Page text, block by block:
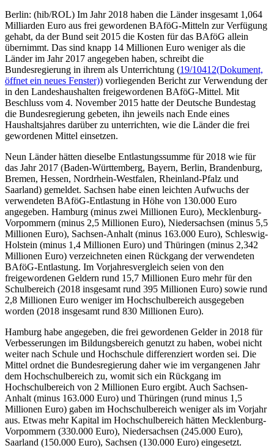
Berlin: (hib/ROL) Im Jahr 2018 haben die Länder insgesamt 1,064
Milliarden Euro aus frei gewordenen BAföG-Mitteln zur Verfügung
gehabt, da der Bund seit 2015 die Kosten für das BAföG allein
übernimmt. Das sind knapp 14 Millionen Euro weniger als die
Länder im Jahr 2017 angegeben haben, schreibt die
Bundesregierung in ihrem als Unterrichtung (19/10412(Dokument,
öffnet ein neues Fenster)) vorliegenden Bericht zur Verwendung der
in den Landeshaushalten freigewordenen BAföG-Mittel. Mit
Beschluss vom 4. November 2015 hatte der Deutsche Bundestag
die Bundesregierung gebeten, ihn jeweils nach Ende eines
Haushaltsjahres darüber zu unterrichten, wie die Länder die frei
gewordenen Mittel einsetzen.
Neun Länder hätten dieselbe Entlastungssumme für 2018 wie für
das Jahr 2017 (Baden-Württemberg, Bayern, Berlin, Brandenburg,
Bremen, Hessen, Nordrhein-Westfalen, Rheinland-Pfalz und
Saarland) gemeldet. Sachsen habe einen leichten Aufwuchs der
verwendeten BAföG-Entlastung in Höhe von 130.000 Euro
angegeben. Hamburg (minus zwei Millionen Euro), Mecklenburg-
Vorpommern (minus 2,5 Millionen Euro), Niedersachsen (minus 5,5
Millionen Euro), Sachsen-Anhalt (minus 163.000 Euro), Schleswig-
Holstein (minus 1,4 Millionen Euro) und Thüringen (minus 2,342
Millionen Euro) verzeichneten einen Rückgang der verwendeten
BAföG-Entlastung. Im Vorjahresvergleich seien von den
freigewordenen Geldern rund 15,7 Millionen Euro mehr für den
Schulbereich (2018 insgesamt rund 395 Millionen Euro) sowie rund
2,8 Millionen Euro weniger im Hochschulbereich ausgegeben
worden (2018 insgesamt rund 830 Millionen Euro).
Hamburg habe angegeben, die frei gewordenen Gelder in 2018 für
Verbesserungen im Bildungsbereich genutzt zu haben, wobei nicht
weiter nach Schule und Hochschule differenziert worden sei. Die
Mittel ordnet die Bundesregierung daher wie im vergangenen Jahr
dem Hochschulbereich zu, womit sich ein Rückgang im
Hochschulbereich von 2 Millionen Euro ergibt. Auch Sachsen-
Anhalt (minus 163.000 Euro) und Thüringen (rund minus 1,5
Millionen Euro) gaben im Hochschulbereich weniger als im Vorjahr
aus. Etwas mehr Kapital im Hochschulbereich hätten Mecklenburg-
Vorpommern (330.000 Euro), Niedersachsen (245.000 Euro),
Saarland (150.000 Euro), Sachsen (130.000 Euro) eingesetzt.